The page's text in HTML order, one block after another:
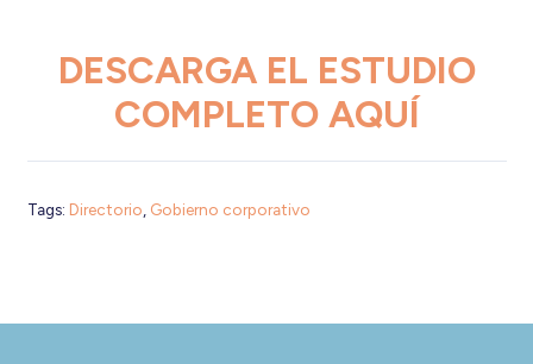
DESCARGA EL ESTUDIO
COMPLETO AQUÍ
Tags: Directorio Gobierno corporativo